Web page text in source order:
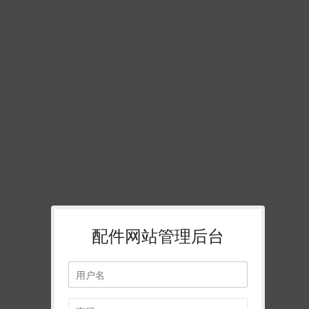
配件网站管理后台